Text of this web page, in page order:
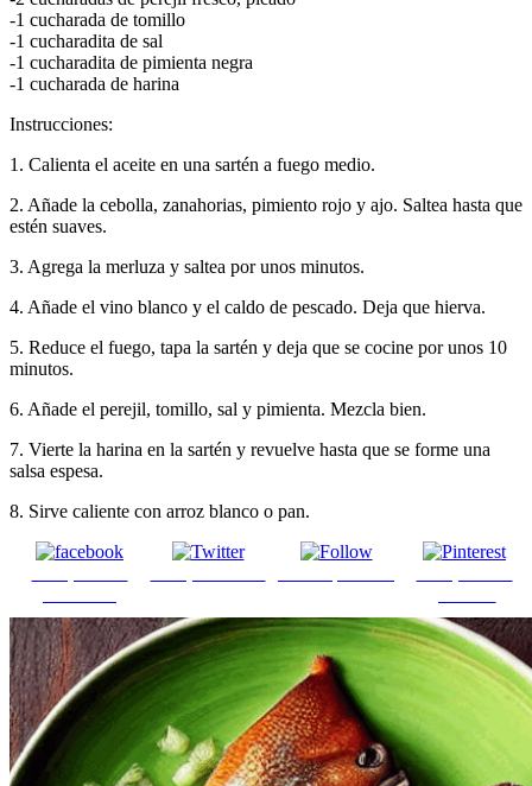
-1 cucharada de tomillo
-1 cucharadita de sal
-1 cucharadita de pimienta negra
-1 cucharada de harina
Instrucciones:
1. Calienta el aceite en una sartén a fuego medio.
2. Añade la cebolla, zanahorias, pimiento rojo y ajo. Saltea hasta que
estén suaves.
3. Agrega la merluza y saltea por unos minutos.
4. Añade el vino blanco y el caldo de pescado. Deja que hierva.
5. Reduce el fuego, tapa la sartén y deja que se cocine por unos 10
minutos.
6. Añade el perejil, tomillo, sal y pimienta. Mezcla bien.
7. Vierte la harina en la sartén y revuelve hasta que se forme una
salsa espesa.
8. Sirve caliente con arroz blanco o pan.